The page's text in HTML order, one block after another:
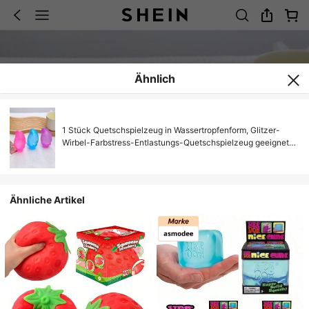
Ähnlich
1 Stück Quetschspielzeug in Wassertropfenform, Glitzer-
Wirbel-Farbstress-Entlastungs-Quetschspielzeug geeignet
Ähnliche Artikel